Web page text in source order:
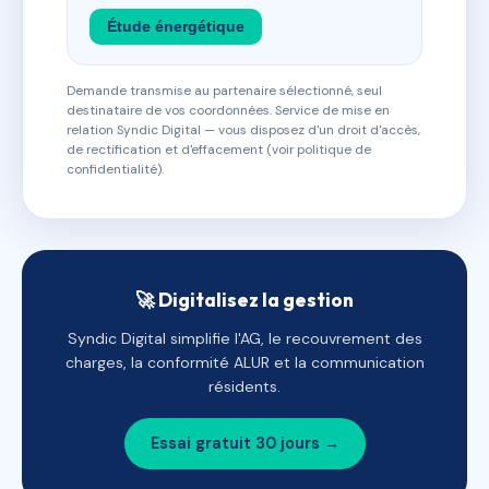
Étude énergétique
Demande transmise au partenaire sélectionné, seul
destinataire de vos coordonnées. Service de mise en
relation Syndic Digital — vous disposez d'un droit d'accès,
de rectification et d'effacement (voir politique de
confidentialité).
🚀 Digitalisez la gestion
Syndic Digital simplifie l'AG, le recouvrement des
charges, la conformité ALUR et la communication
résidents.
Essai gratuit 30 jours →